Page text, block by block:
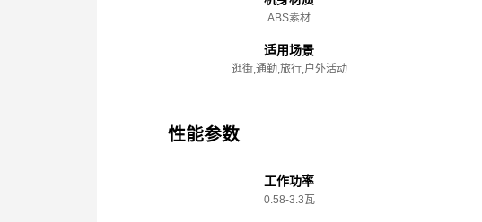
ABS素材
适用场景
逛街,通勤,旅行,户外活动
性能参数
工作功率
0.58-3.3瓦